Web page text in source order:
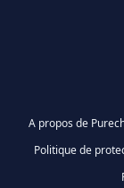
A propos de
Politique de